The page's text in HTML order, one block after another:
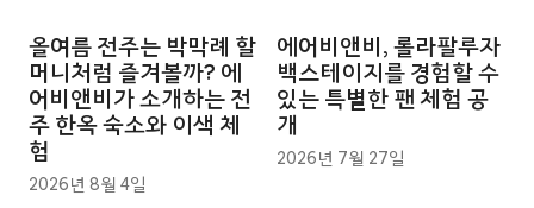
올여름 전주는 박막례 할
머니처럼 즐겨볼까? 에
어비앤비가 소개하는 전
주 한옥 숙소와 이색 체
험
2026년 8월 4일
에어비앤비, 롤라팔루자
백스테이지를 경험할 수
있는 특별한 팬 체험 공
개
2026년 7월 27일